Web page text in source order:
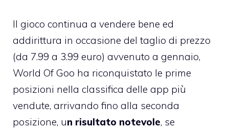
Il gioco continua a vendere bene ed
addirittura in occasione del taglio di prezzo
(da 7.99 a 3.99 euro) avvenuto a gennaio,
World Of Goo ha riconquistato le prime
posizioni nella classifica delle app più
vendute, arrivando fino alla seconda
posizione, un risultato notevole, se